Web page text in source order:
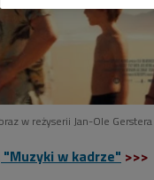
w reżyserii Jan-Ole Gerstera
"Muzyki w kadrze" >>>